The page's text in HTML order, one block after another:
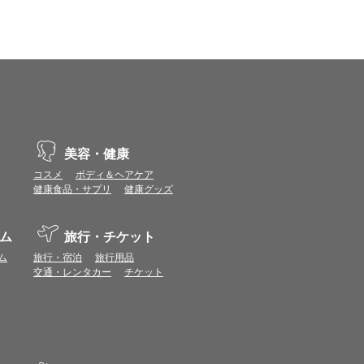
。
から再度ショップへアクセスしてください。
る場合があります。各ショップからご注文後
起動して、その後ブラウザのショップサイ
ジ）を経由することなく、トップページ等か
プに表示されます。
「＞＞このショップの注意事項」よりご確認
美容・健康
コスメ
ボディ＆ヘアケア
健康食品・サプリ
健康グッズ
旅行・チケット
旅行・宿泊
旅行用品
交通・レンタカー
チケット